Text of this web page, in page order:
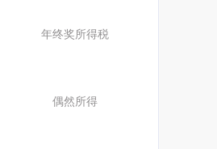
年终奖所得税
偶然所得